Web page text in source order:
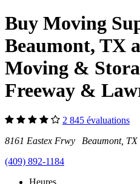
Buy Moving
Beaumont, TX
Moving &
Freeway &
2 845 évaluations
8161 Eastex Frwy Beaumont, TX
(409) 892-1184
Heures